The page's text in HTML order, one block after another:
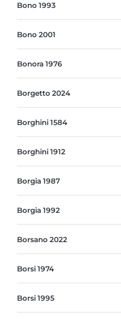
Bono 1993
Bono 2001
Bonora 1976
Borgetto 2024
Borghini 1584
Borghini 1912
Borgia 1987
Borgia 1992
Borsano 2022
Borsi 1974
Borsi 1995